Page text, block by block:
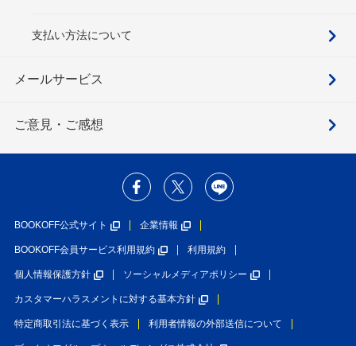
支払い方法について
メールサービス
ご意見・ご感想
BOOKOFF公式サイト 企業情報
BOOKOFF会員サービス利用規約 利用規約
個人情報保護方針 ソーシャルメディアポリシー
カスタマーハラスメントに対する基本方針
特定商取引法に基づく表示 利用者情報の外部送信について